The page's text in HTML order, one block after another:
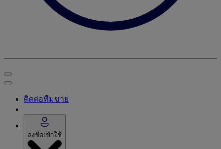
ติดต่อทีมขาย
ลงชื่อเข้าใช้